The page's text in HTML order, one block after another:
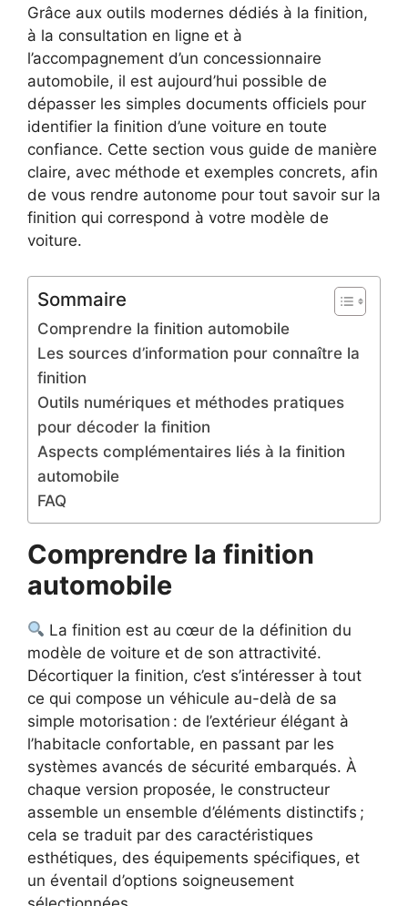
Grâce aux outils modernes dédiés à la finition,
à la consultation en ligne et à
l’accompagnement d’un concessionnaire
automobile, il est aujourd’hui possible de
dépasser les simples documents officiels pour
identifier la finition d’une voiture en toute
confiance. Cette section vous guide de manière
claire, avec méthode et exemples concrets, afin
de vous rendre autonome pour tout savoir sur la
finition qui correspond à votre modèle de
voiture.
Sommaire
Comprendre la finition automobile
Les sources d’information pour connaître la
finition
Outils numériques et méthodes pratiques
pour décoder la finition
Aspects complémentaires liés à la finition
automobile
FAQ
Comprendre la finition
automobile
La finition est au cœur de la définition du
modèle de voiture et de son attractivité.
Décortiquer la finition, c’est s’intéresser à tout
ce qui compose un véhicule au-delà de sa
simple motorisation : de l’extérieur élégant à
l’habitacle confortable, en passant par les
systèmes avancés de sécurité embarqués. À
chaque version proposée, le constructeur
assemble un ensemble d’éléments distinctifs ;
cela se traduit par des caractéristiques
esthétiques, des équipements spécifiques, et
un éventail d’options soigneusement